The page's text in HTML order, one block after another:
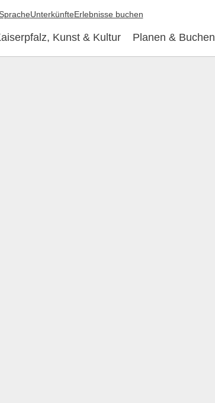
Kunst & Kultur Planen & Buchen
UnterkünfteErlebnisse buchen